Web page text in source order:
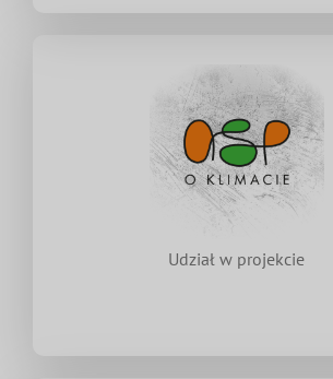
Udział w projekcie